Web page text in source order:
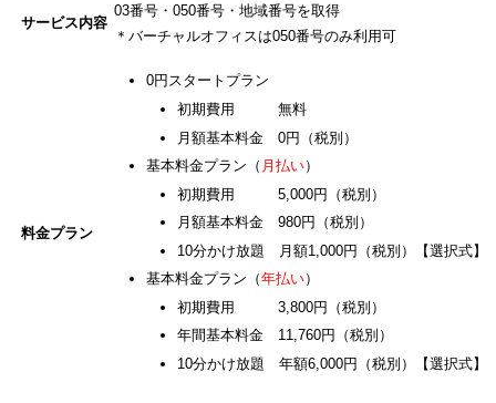
サービス内容
03番号・050番号・地域番号を取得
＊バーチャルオフィスは050番号のみ利用可
料金プラン
0円スタートプラン
初期費用 無料
月額基本料金 0円（税別）
基本料金プラン（ 月払い）
初期費用 5,000円（税別）
月額基本料金 980円（税別）
10分かけ放題 月額1,000円（税別）【選択式】
基本料金プラン（年払い）
初期費用 3,800円（税別）
年間基本料金 11,760円（税別）
10分かけ放題 年額6,000円（税別）【選択式】